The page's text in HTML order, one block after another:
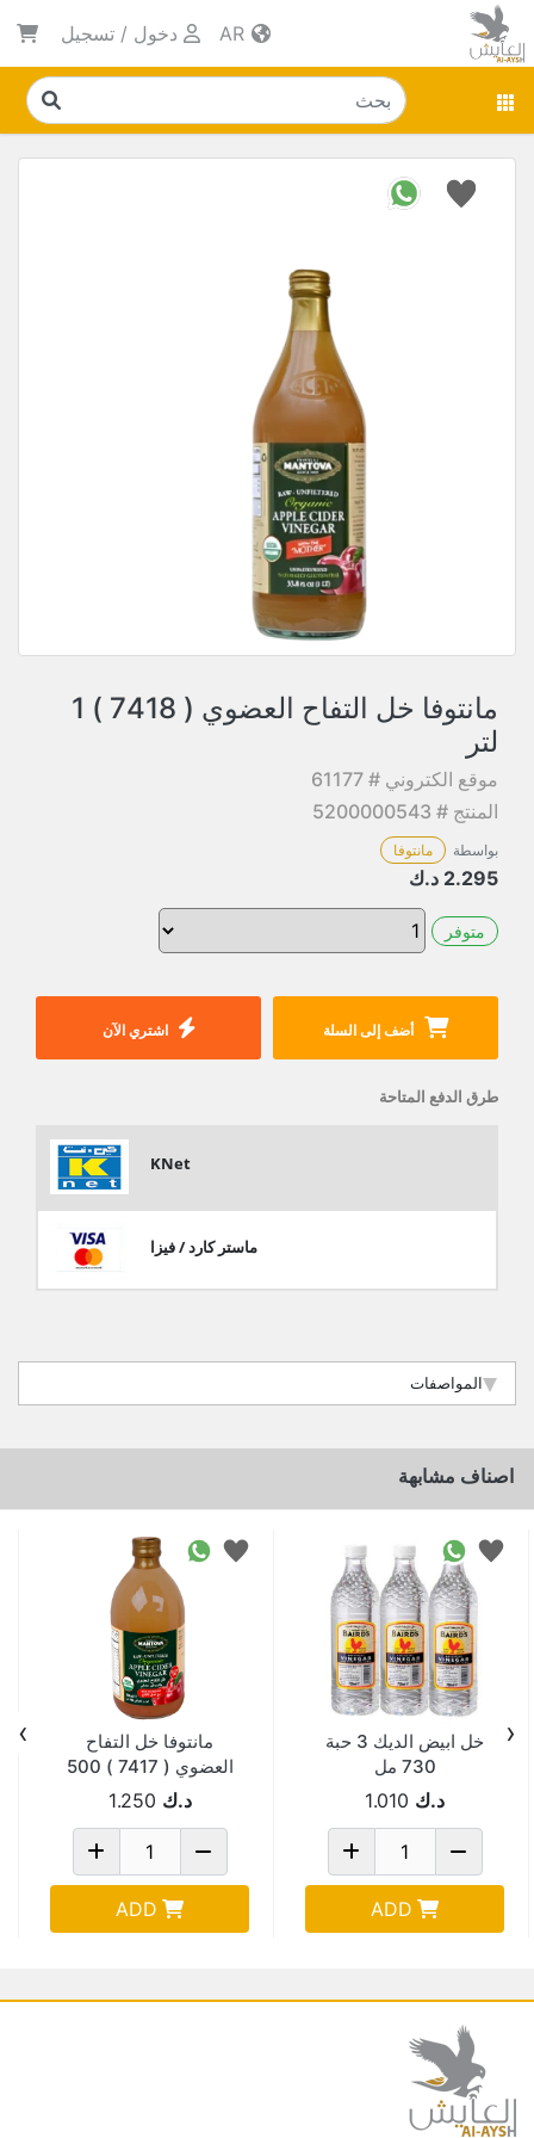
دخول / تسجيل
مانتوفا خل التفاح العضوي ( 7418 ) 1
لتر
موقع الكتروني # 61177
المنتج # 5200000543
بواسطة مانتوفا
2.295 د.ك
متوفر
أضف إلى السلة اشتري الآن
طرق الدفع المتاحة
KNet
ماستر كارد / فيزا
المواصفات
اصناف مشابهة
خل ابيض الديك 3 حبة
730 مل
د.ك 1.010
ADD
مانتوفا خل التفاح
العضوي ( 7417 ) 500
مل د.ك 1.250
ADD
‹
›